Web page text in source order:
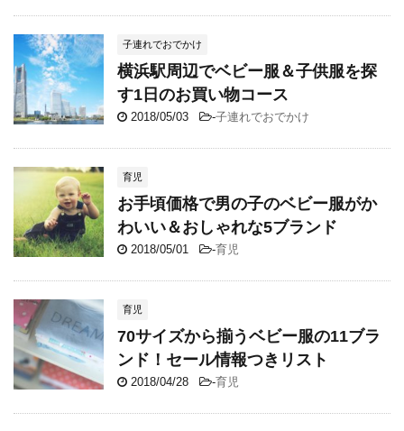
子連れでおでかけ
横浜駅周辺でベビー服＆子供服を探
す1日のお買い物コース
2018/05/03 -子連れでおでかけ
育児
お手頃価格で男の子のベビー服がか
わいい＆おしゃれな5ブランド
2018/05/01 -育児
育児
70サイズから揃うベビー服の11ブラ
ンド！セール情報つきリスト
2018/04/28 -育児